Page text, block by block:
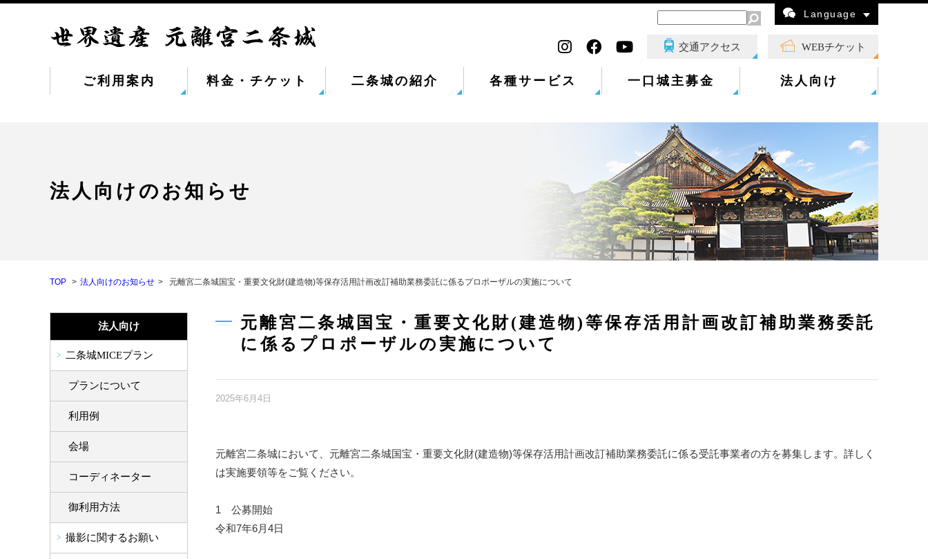
Language
ご利用案内 料金・チケット 二条城の紹介 各種サービス 一口城主募金 法人向け
交通アクセス WEBチケット
法人向けのお知らせ
TOP 法人向けのお知らせ 元離宮二条城国宝・重要文化財(建造物)等保存活用計画改訂補助業務委託に係るプロポーザルの実施について
元離宮二条城国宝・重要文化財(建造物)等保存活用計画改訂補助業務委託
に係るプロポーザルの実施について
2025年6月4日
元離宮二条城において、元離宮二条城国宝・重要文化財(建造物)等保存活用計画改訂補助業務委託に係る受託事業者の方を募集します。詳しく
は実施要領等をご覧ください。
1 公募開始
令和7年6月4日
法人向け
二条城MICEプラン
プランについて
利用例
会場
コーディネーター
御利用方法
撮影に関するお願い